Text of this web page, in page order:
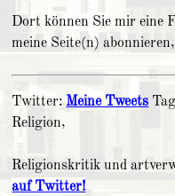
Dort können Sie mir eine
meine Seite(n)
Twitter: Meine Tweets
Religion,
Religionskritik und
auf Twitter!